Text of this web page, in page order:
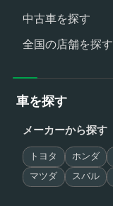
中古車を探す
全国の店舗を探す
車を探す
メーカーから探す
トヨタ ホンダ
マツダ スバル